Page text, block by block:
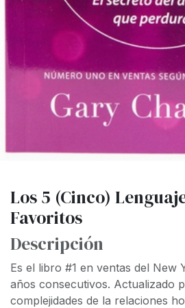
Los 5 (Cinco)
Favoritos
Descripción
Es el libro #1 en ventas del New
años consecutivos. Actualizado
complejidades de la relaciones